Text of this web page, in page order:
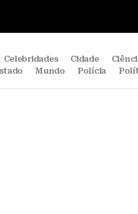
Celebridades Cidade
Mundo Polícia